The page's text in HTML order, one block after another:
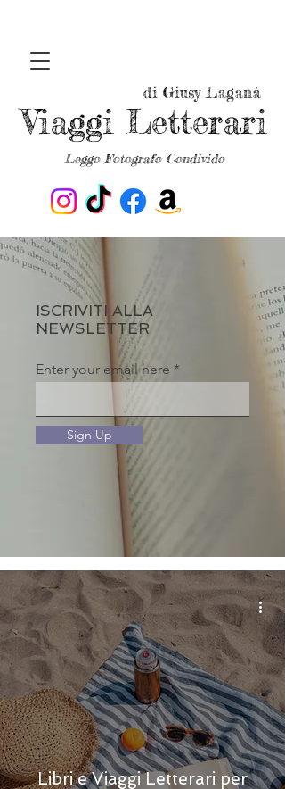
Leggo Fotografo Condivido
Viaggi Letterari
di Giusy Laganà
ISCRIVITI ALLA
NEWSLETTER
Enter your email here
Sign Up
Libri e Viaggi Letterari per